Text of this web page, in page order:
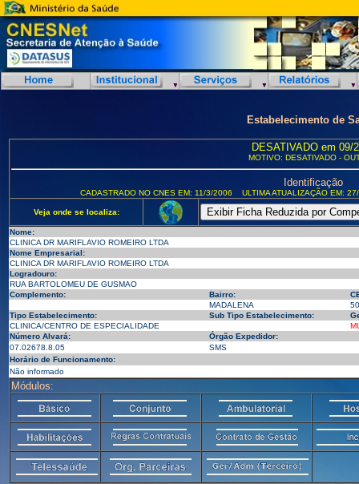
Estabelecimento de
DESATIVADO em 09/
MOTIVO: DESATIVADO -
Identificação
CADASTRADO NO CNES EM: 11/3/2006 ULTIMA ATUALIZAÇÃO EM:
Veja onde se localiza:
Nome:
CLINICA DR MARIFLAVIO ROMEIRO LTDA
Nome Empresarial:
CLINICA DR MARIFLAVIO ROMEIRO LTDA
Logradouro:
RUA BARTOLOMEU DE GUSMAO
Complemento:
Bairro:
MADALENA
Tipo Estabelecimento:
Sub Tipo Estabelecimento:
CLINICA/CENTRO DE ESPECIALIDADE
Número Alvará:
Órgão Expedidor:
07.02678.8.05
SMS
Horário de Funcionamento:
Não informado
Módulos: